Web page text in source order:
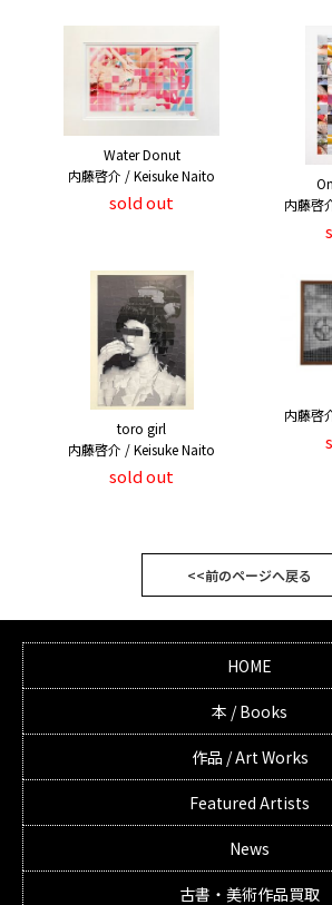
Water Donut
内藤啓介 / Keisuke Naito
sold out
内藤啓
toro girl
内藤啓介 / Keisuke Naito
sold out
内藤啓
<<前のページへ戻る
HOME
本 / Books
作品 / Art Works
Featured Artists
News
古書・美術作品買取